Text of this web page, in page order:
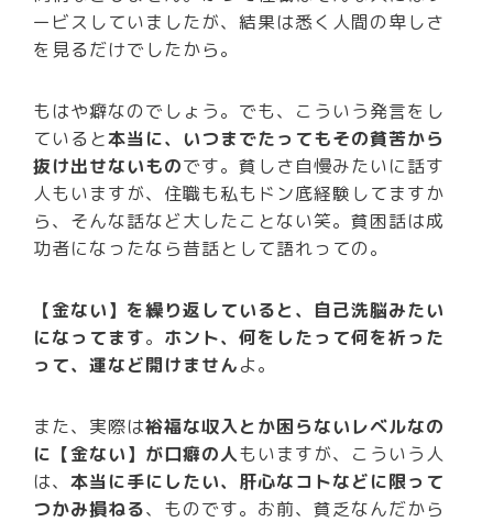
ービスしていましたが、結果は悉く人間の卑しさ
を見るだけでしたから。
もはや癖なのでしょう。でも、こういう発言をし
ていると本当に、いつまでたってもその貧苦から
抜け出せないものです。貧しさ自慢みたいに話す
人もいますが、住職も私もドン底経験してますか
ら、そんな話など大したことない笑。貧困話は成
功者になったなら昔話として語れっての。
【金ない】を繰り返していると、自己洗脳みたい
になってます。 ホント、何をしたって何を祈った
って、運など開けませんよ。
また、実際は裕福な収入とか困らないレベルなの
に【金ない】が口癖の人もいますが、こういう人
は、本当に手にしたい、肝心なコトなどに限って
つかみ損ねる、ものです。お前、貧乏なんだから